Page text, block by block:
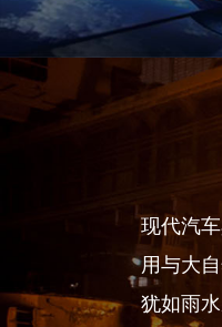
现代汽
用与大
犹如雨